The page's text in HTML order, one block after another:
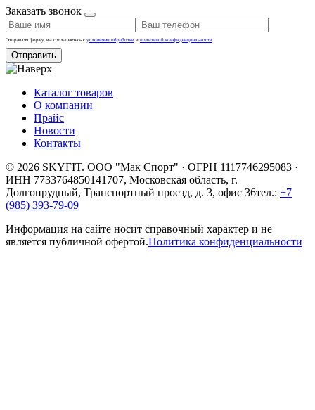
Заказать звонок
Отправляя форму, вы соглашаетесь с условиями обработки и политикой конфиденциальности.
Отправить
Каталог товаров
О компании
Прайс
Новости
Контакты
© 2026 SKYFIT. ООО "Мак Спорт" · ОГРН 1117746295083 ·
ИНН 7733764850141707, Московская область, г.
Долгопрудный, Транспортный проезд, д. 3, офис 36тел.: +7
(985) 393-79-09
Информация на сайте носит справочный характер и не
является публичной офертой.Политика конфиденциальности